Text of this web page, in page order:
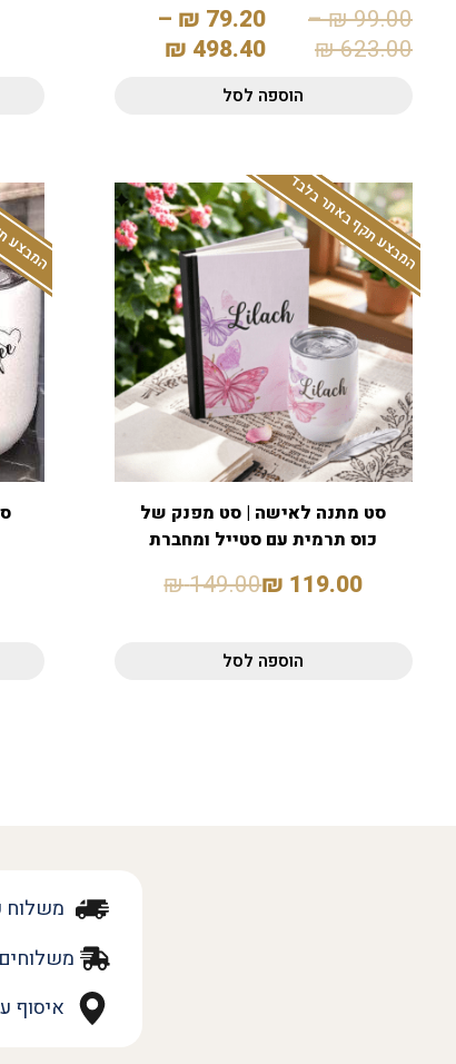
99.00
₪
–
623.00
₪
79.20
₪
–
498.40
₪
הוספה לסל
המבצע תקף באתר בלבד
סט מתנה לאישה | סט מפנק של
כוס תרמית עם סטייל ומחברת
119.00
₪
149.00
₪
הוספה לסל
משלוח
איסוף